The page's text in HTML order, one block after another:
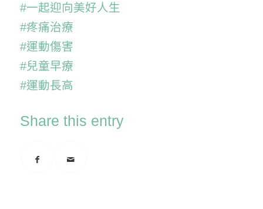
#一起迎向美好人生
#疼痛治療
#運動傷害
#兒童早療
#運動長高
Share this entry